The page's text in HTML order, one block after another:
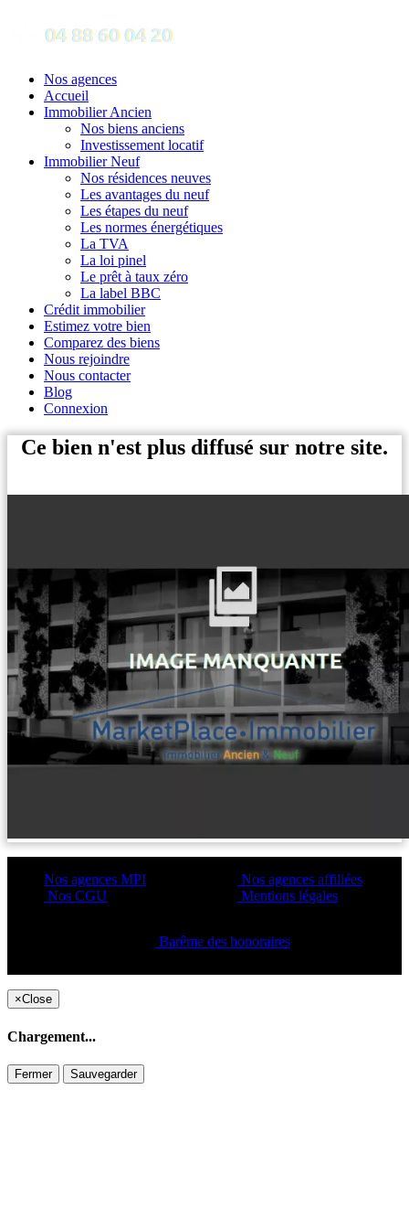
Nos agences
Accueil
Immobilier Ancien
Nos biens anciens
Investissement locatif
Immobilier Neuf
Nos résidences neuves
Les avantages du neuf
Les étapes du neuf
Les normes énergétiques
La TVA
La loi pinel
Le prêt à taux zéro
La label BBC
Crédit immobilier
Estimez votre bien
Comparez des biens
Nous rejoindre
Nous contacter
Blog
Connexion
Ce bien n'est plus diffusé sur notre site.
Nos agences MPI
Nos CGU
Nos agences affiliées
Mentions légales
Barême des honoraires
×Close
Chargement...
Fermer Sauvegarder